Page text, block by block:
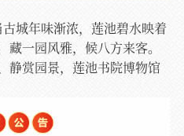
城年味渐浓，莲池碧水映着
一园风雅，候八方来客。
静赏园景，莲池书院博物馆